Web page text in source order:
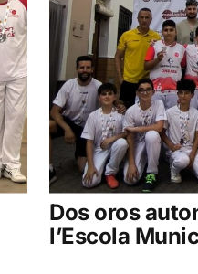
Dos oros
l’Escola